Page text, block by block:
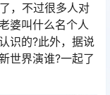
，不过很多人对
婆叫什么名个人
识的?此外，据说
世界演谁?一起了